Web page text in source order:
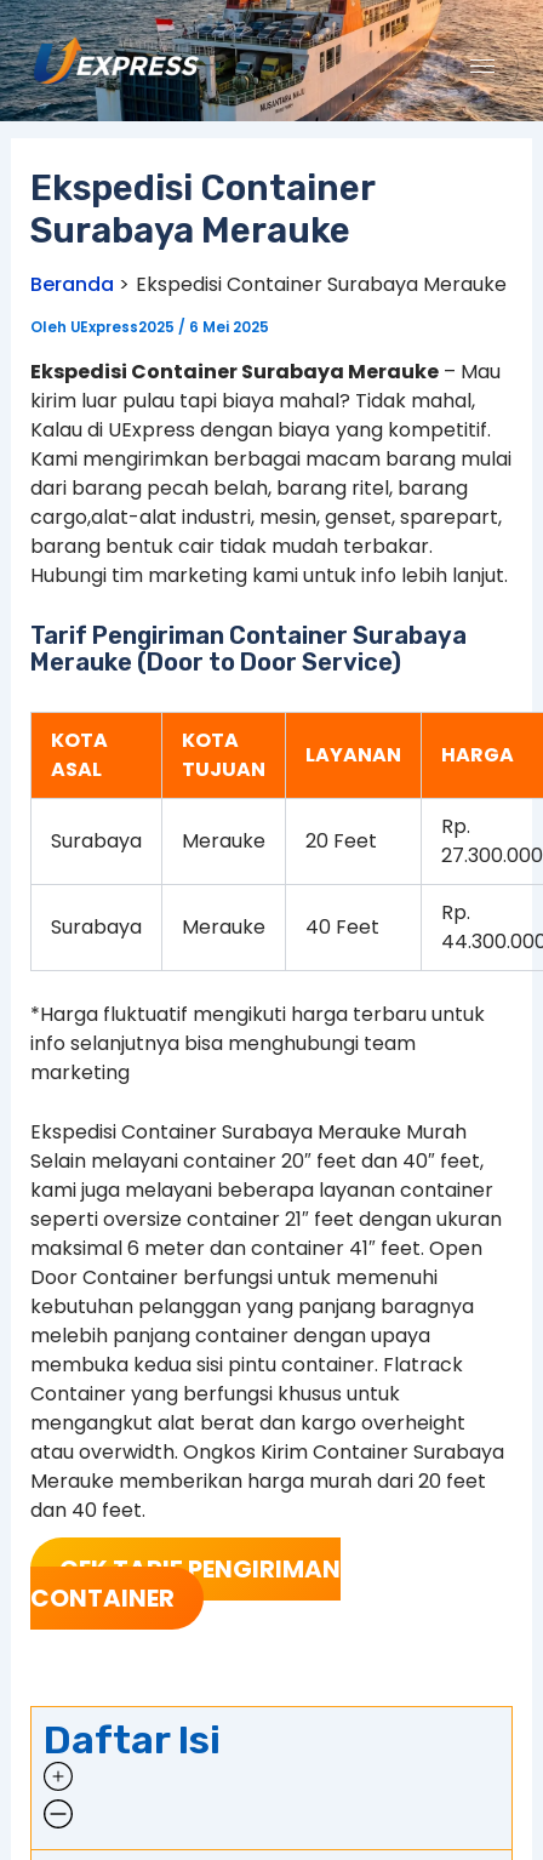
Lewati
ke
konten
Ekspedisi Container
Surabaya Merauke
Beranda Ekspedisi Container Surabaya Merauke
Oleh UExpress2025 / 6 Mei 2025
Ekspedisi Container Surabaya Merauke– Mau
kirim luar pulau tapi biaya mahal? Tidak mahal,
Kalau di UExpress dengan biaya yang kompetitif.
Kami mengirimkan berbagai macam barang mulai
dari barang pecah belah, barang ritel, barang
cargo,alat-alat industri, mesin, genset, sparepart,
barang bentuk cair tidak mudah terbakar.
Hubungi tim marketing kami untuk info lebih lanjut.
Tarif Pengiriman Container Surabaya
Merauke (Door to Door Service)
KOTA
ASAL
KOTA
TUJUAN
LAYANAN HARGA
Surabaya Merauke 20 Feet
Rp.
27.300.000
Surabaya Merauke 40 Feet
Rp.
*Harga fluktuatif mengikuti harga terbaru untuk
info selanjutnya bisa menghubungi team
marketing
Ekspedisi Container Surabaya Merauke Murah
Selain melayani container 20″ feet dan 40″ feet,
kami juga melayani beberapa layanan container
seperti oversize container 21″ feet dengan ukuran
maksimal 6 meter dan container 41″ feet. Open
Door Container berfungsi untuk memenuhi
kebutuhan pelanggan yang panjang baragnya
melebih panjang container dengan upaya
membuka kedua sisi pintu container. Flatrack
Container yang berfungsi khusus untuk
mengangkut alat berat dan kargo overheight
atau overwidth. Ongkos Kirim Container Surabaya
Merauke memberikan harga murah dari 20 feet
dan 40 feet.
CEK TARIF PENGIRIMAN
CONTAINER
Daftar Isi